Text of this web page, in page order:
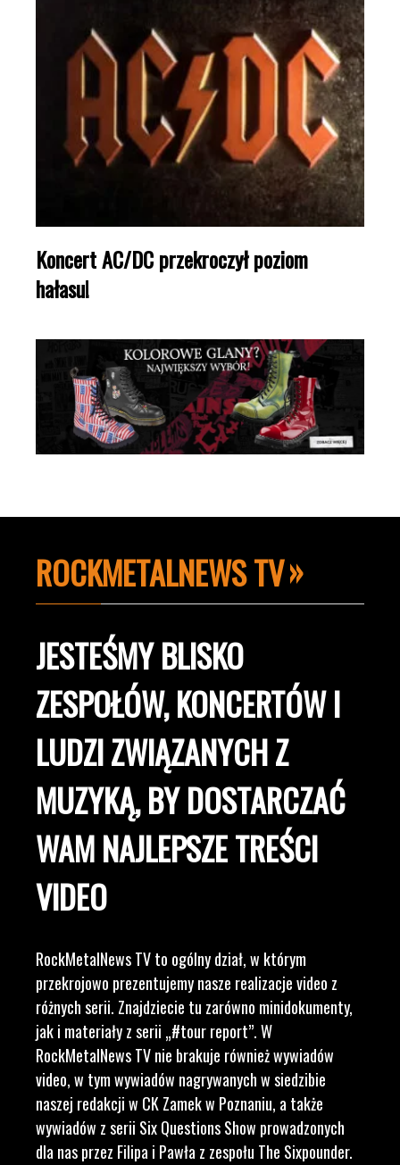
Koncert AC/DC przekroczył poziom
hałasu!
ROCKMETALNEWS TV
JESTEŚMY BLISKO
ZESPOŁÓW, KONCERTÓW I
LUDZI ZWIĄZANYCH Z
MUZYKĄ, BY DOSTARCZAĆ
WAM NAJLEPSZE TREŚCI
VIDEO
RockMetalNews TV to ogólny dział, w którym
przekrojowo prezentujemy nasze realizacje video z
różnych serii. Znajdziecie tu zarówno minidokumenty,
jak i materiały z serii „#tour report”. W
RockMetalNews TV nie brakuje również wywiadów
video, w tym wywiadów nagrywanych w siedzibie
naszej redakcji w CK Zamek w Poznaniu, a także
wywiadów z serii Six Questions Show prowadzonych
dla nas przez Filipa i Pawła z zespołu The Sixpounder.